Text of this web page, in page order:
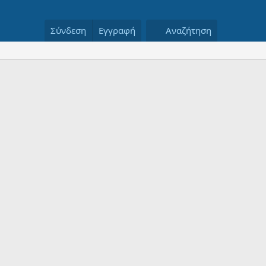
Σύνδεση Εγγραφή Αναζήτηση